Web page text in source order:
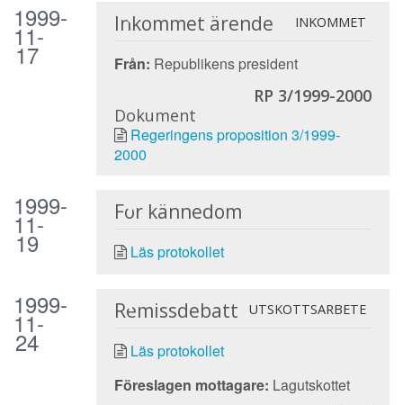
1999-
11-
17
Inkommet ärende INKOMMET
Från: Republikens president
RP 3/1999-2000
Dokument
Regeringens proposition 3/1999-
2000
1999-
11-
19
För kännedom
Läs protokollet
1999-
11-
24
Remissdebatt UTSKOTTSARBETE
Läs protokollet
Föreslagen mottagare: Lagutskottet